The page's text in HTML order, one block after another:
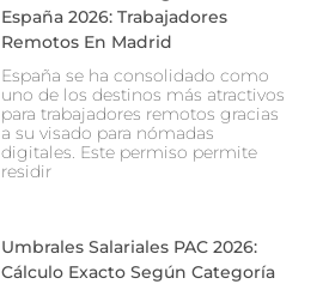
España 2026: Trabajadores
Remotos En Madrid
España se ha consolidado como
uno de los destinos más atractivos
para trabajadores remotos gracias
a su visado para nómadas
digitales. Este permiso permite
residir
Umbrales Salariales PAC 2026:
Cálculo Exacto Según Categoría